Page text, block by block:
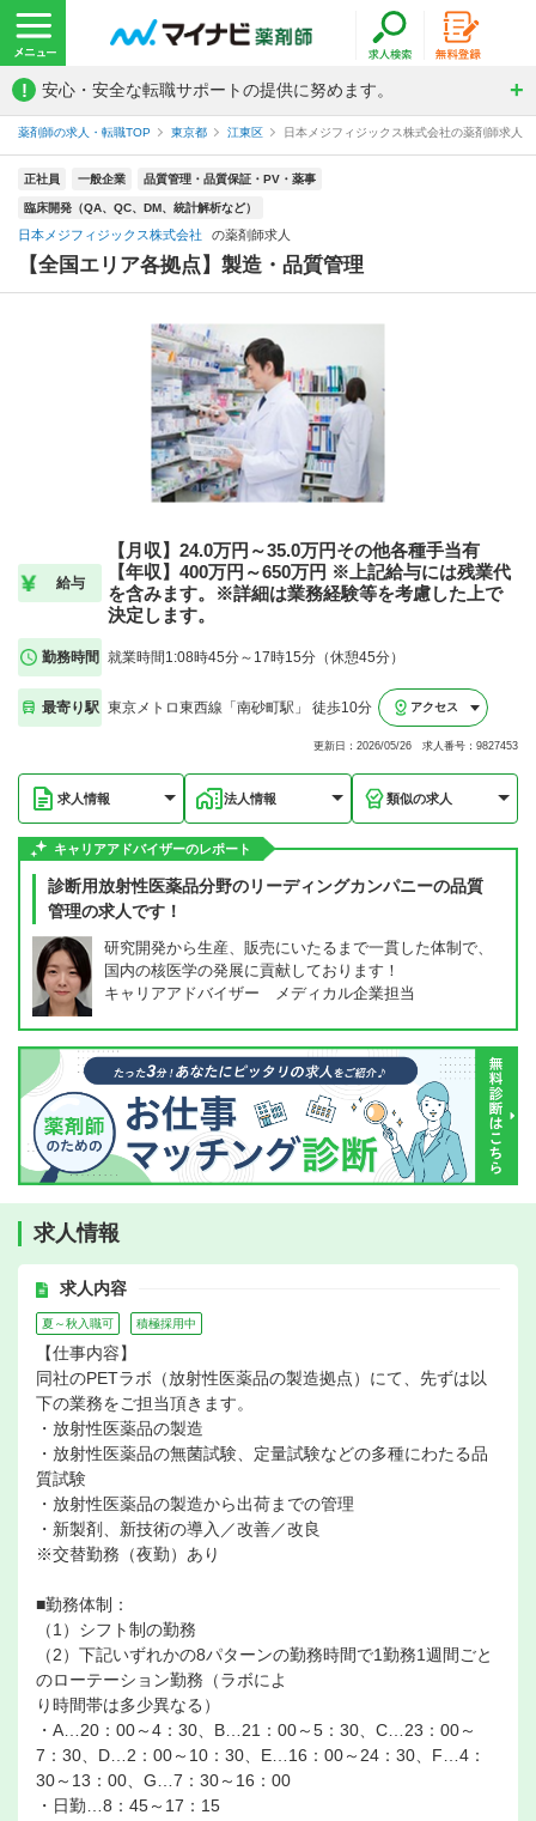
! 安心・安全な転職サポートの提供に努めます。
薬剤師の求人・転職TOP 東京都 江東区 日本メジフィジックス株式会社の薬剤師求人
正社員 一般企業 品質管理・品質保証・PV・薬事
臨床開発（QA、QC、DM、統計解析など）
日本メジフィジックス株式会社 の薬剤師求人
【全国エリア各拠点】製造・品質管理
給与
【月収】24.0万円～35.0万円その他各種手当有
【年収】400万円～650万円 ※上記給与には残業代
を含みます。※詳細は業務経験等を考慮した上で
決定します。
勤務時間 就業時間1:08時45分～17時15分（休憩45分）
最寄り駅 東京メトロ東西線「南砂町駅」 徒歩10分 アクセス
更新日：2026/05/26 求人番号：9827453
求人情報 法人情報 類似の求人
キャリアアドバイザーのレポート
診断用放射性医薬品分野のリーディングカンパニーの品質
管理の求人です！
研究開発から生産、販売にいたるまで一貫した体制で、
国内の核医学の発展に貢献しております！
キャリアアドバイザー メディカル企業担当
求人情報
求人内容
夏～秋入職可 積極採用中
【仕事内容】
同社のPETラボ（放射性医薬品の製造拠点）にて、先ずは以
下の業務をご担当頂きます。
・放射性医薬品の製造
・放射性医薬品の無菌試験、定量試験などの多種にわたる品
質試験
・放射性医薬品の製造から出荷までの管理
・新製剤、新技術の導入／改善／改良
※交替勤務（夜勤）あり
■勤務体制：
（1）シフト制の勤務
（2）下記いずれかの8パターンの勤務時間で1勤務1週間ごと
のローテーション勤務（ラボによ
り時間帯は多少異なる）
・A…20：00～4：30、B…21：00～5：30、C…23：00～
7：30、D…2：00～10：30、E…16：00～24：30、F…4：
30～13：00、G…7：30～16：00
・日勤…8：45～17：15